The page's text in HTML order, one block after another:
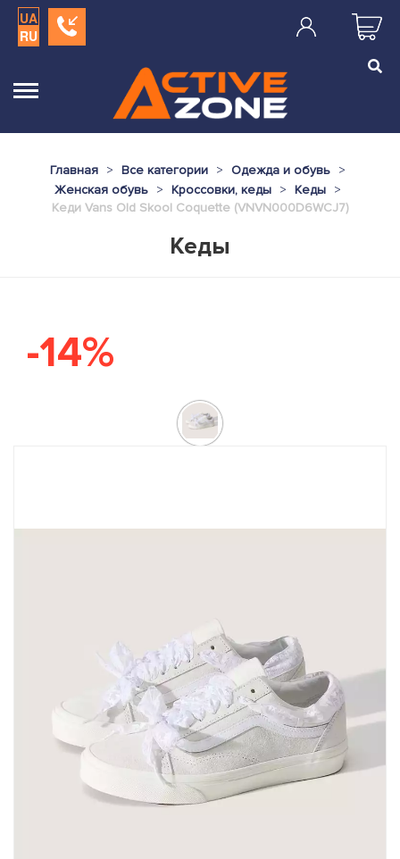
UA
RU
Главная Все категории
Одежда и обувь
Женская обувь
Кроссовки, кеды
Кеды
Кеди Vans Old Skool Coquette (VNVN000D6WCJ7)
Кеды
-14%